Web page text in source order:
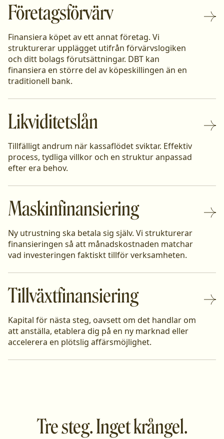
Företagsförvärv
Finansiera köpet av ett annat företag. Vi
strukturerar upplägget utifrån förvärvslogiken
och ditt bolags förutsättningar. DBT kan
finansiera en större del av köpeskillingen än en
traditionell bank.
Likviditetslån
Tillfälligt andrum när kassaflödet sviktar. Effektiv
process, tydliga villkor och en struktur anpassad
efter era behov.
Maskinfinansiering
Ny utrustning ska betala sig själv. Vi strukturerar
finansieringen så att månadskostnaden matchar
vad investeringen faktiskt tillför verksamheten.
Tillväxtfinansiering
Kapital för nästa steg, oavsett om det handlar om
att anställa, etablera dig på en ny marknad eller
accelerera en plötslig affärsmöjlighet.
Tre steg. Inget krångel.